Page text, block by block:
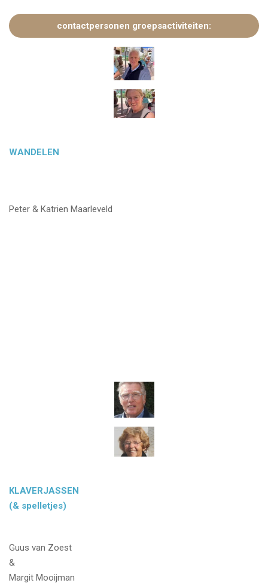
contactpersonen groepsactiviteiten:
WANDELEN
Peter & Katrien Maarleveld
KLAVERJASSEN
(& spelletjes)
Guus van Zoest
&
Margit Mooijman